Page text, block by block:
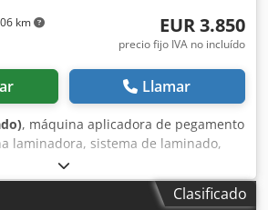
km EUR 3.850
precio fijo IVA no incluído
Llamar
, máquina aplicadora de pegamento
laminadora, sistema de laminado,
-Fabricante: VEB Jonsdorf Dksdpfsranl
1300 -Ancho de trabajo: 1300 mm -
piezas -Diámetro del rollo: Ø235 x
Clasificado